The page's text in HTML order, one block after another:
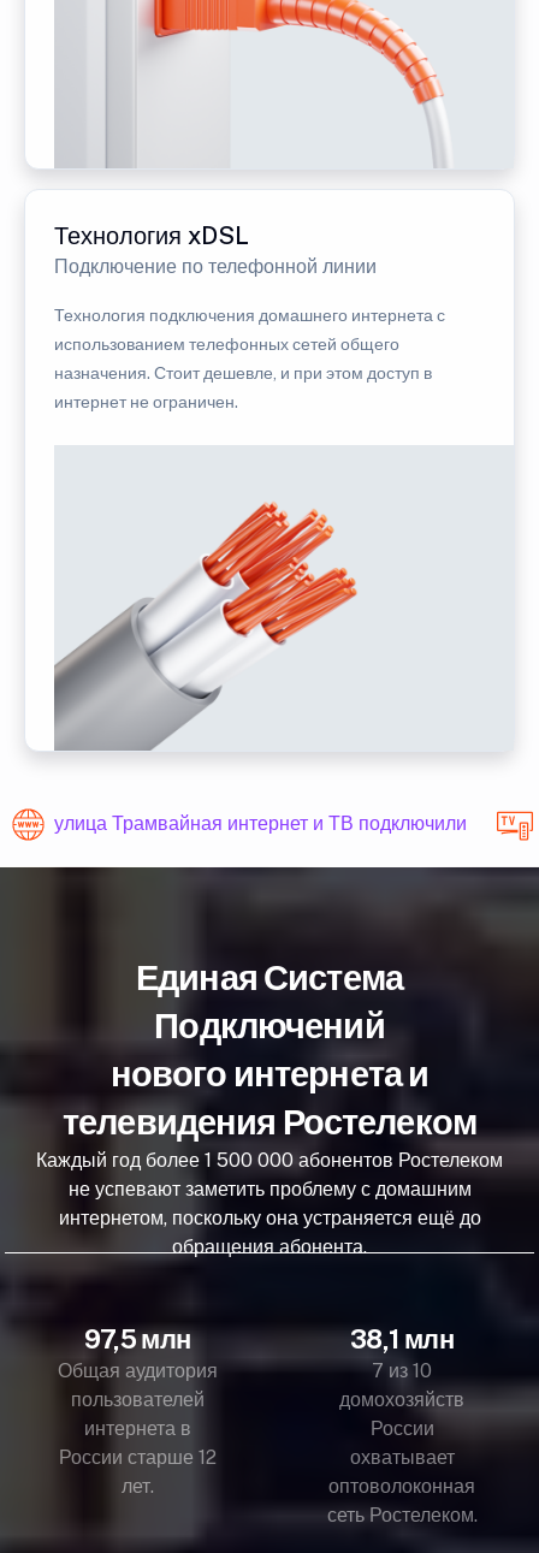
Технология xDSL
Подключение по телефонной линии
Технология подключения домашнего интернета с
использованием телефонных сетей общего
назначения. Стоит дешевле, и при этом доступ в
интернет не ограничен.
улица Трамвайная интернет и ТВ подключили
Единая Система
Подключений
нового интернета и
телевидения Ростелеком
Каждый год более 1 500 000 абонентов Ростелеком
не успевают заметить проблему с домашним
интернетом, поскольку она устраняется ещё до
обращения абонента.
97,5 млн
Общая аудитория
пользователей
интернета в
России старше 12
лет.
38,1 млн
7 из 10
домохозяйств
России
охватывает
оптоволоконная
сеть Ростелеком.